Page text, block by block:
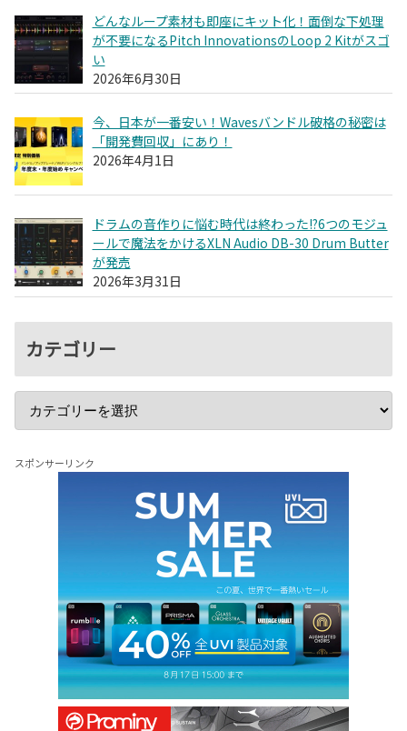
どんなループ素材も即座にキット化！面倒な下処理
が不要になるPitch InnovationsのLoop 2 Kitがスゴ
い
2026年6月30日
今、日本が一番安い！Wavesバンドル破格の秘密は
「開発費回収」にあり！
2026年4月1日
ドラムの音作りに悩む時代は終わった!?6つのモジュ
ールで魔法をかけるXLN Audio DB-30 Drum Butter
が発売
2026年3月31日
カテゴリー
スポンサーリンク